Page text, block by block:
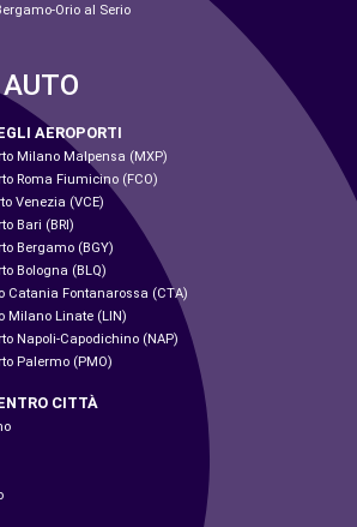
Orio al Serio
AEROPORTI
Milano Malpensa (MXP)
Roma Fiumicino (FCO)
Venezia (VCE)
Bari (BRI)
Bergamo (BGY)
Bologna (BLQ)
Catania Fontanarossa (CTA)
Milano Linate (LIN)
Napoli-Capodichino (NAP)
Palermo (PMO)
CITTÀ